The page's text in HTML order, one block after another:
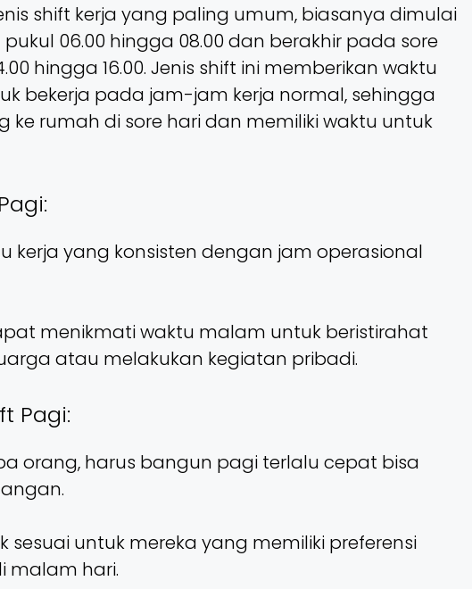
shift kerja yang paling umum, biasanya dimulai
06.00 hingga 08.00 dan berakhir pada sore
hingga 16.00. Jenis shift ini memberikan waktu
bekerja pada jam-jam kerja normal, sehingga
ke rumah di sore hari dan memiliki waktu untuk
kerja yang konsisten dengan jam operasional
menikmati waktu malam untuk beristirahat
atau melakukan kegiatan pribadi.
Pagi:
orang, harus bangun pagi terlalu cepat bisa
sesuai untuk mereka yang memiliki preferensi
malam hari.